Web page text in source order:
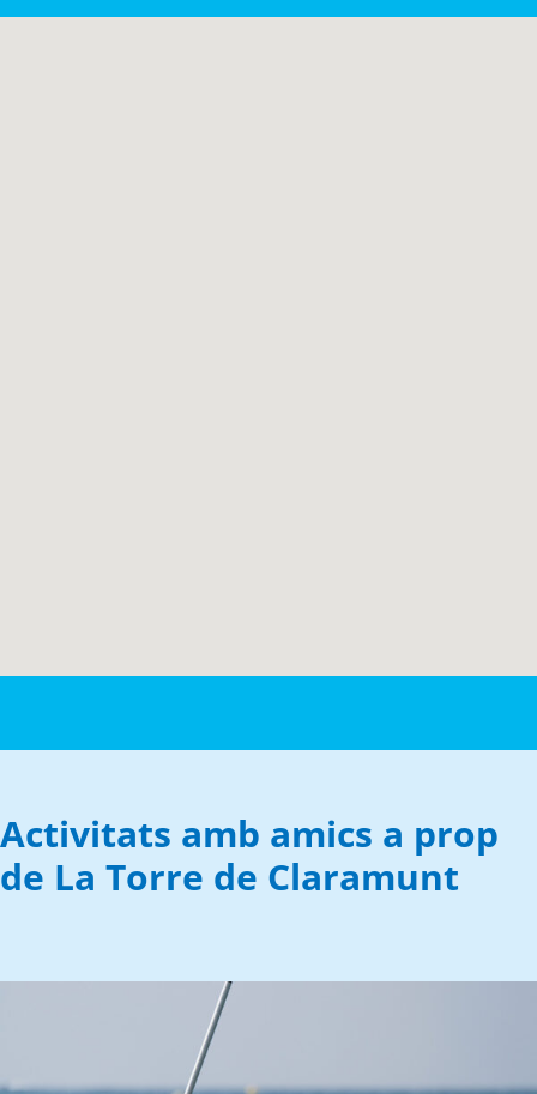
Activitats amb amics a prop
de La Torre de Claramunt